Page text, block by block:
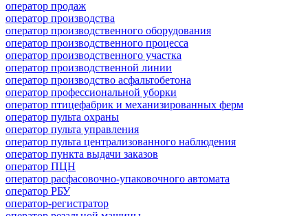
оператор продаж
оператор производства
оператор производственного оборудования
оператор производственного процесса
оператор производственного участка
оператор производственной линии
оператор производство асфальтобетона
оператор профессиональной уборки
оператор птицефабрик и механизированных ферм
оператор пульта охраны
оператор пульта управления
оператор пульта централизованного наблюдения
оператор пункта выдачи заказов
оператор ПЦН
оператор расфасовочно-упаковочного автомата
оператор РБУ
оператор-регистратор